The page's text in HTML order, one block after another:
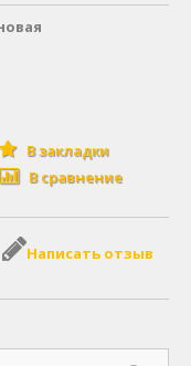
В закладки
В сравнение
Написать отзыв